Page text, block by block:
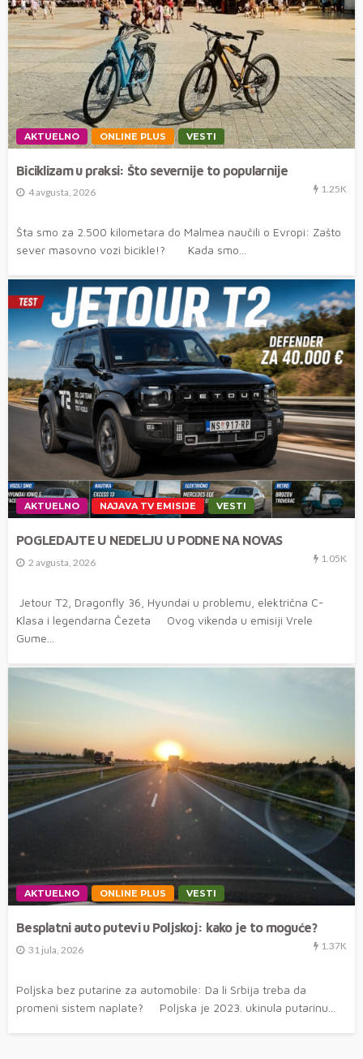
AKTUELNO ONLINE PLUS VESTI
Biciklizam u praksi: Što severnije to popularnije
4 avgusta, 2026 1.25K
Šta smo za 2.500 kilometara do Malmea naučili o Evropi: Zašto
sever masovno vozi bicikle!? Kada smo...
AKTUELNO NAJAVA TV EMISIJE VESTI
POGLEDAJTE U NEDELJU U PODNE NA NOVAS
2 avgusta, 2026 1.05K
Jetour T2, Dragonfly 36, Hyundai u problemu, električna C-
Klasa i legendarna Čezeta Ovog vikenda u emisiji Vrele
Gume...
AKTUELNO ONLINE PLUS VESTI
Besplatni auto putevi u Poljskoj: kako je to moguće?
31 jula, 2026 1.37K
Poljska bez putarine za automobile: Da li Srbija treba da
promeni sistem naplate? Poljska je 2023. ukinula putarinu...